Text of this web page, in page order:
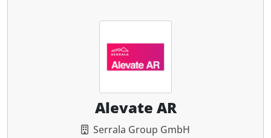
Alevate AR
Serrala Group GmbH